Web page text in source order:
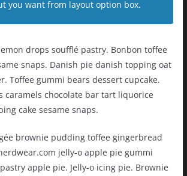
you want from layout option box.
drops soufflé pastry. Bonbon toffee
snaps. Danish pie danish topping oat
Toffee gummi bears dessert cupcake.
caramels chocolate bar tart liquorice
cake sesame snaps.
brownie pudding toffee gingerbread
jelly-o apple pie gummi
apple pie. Jelly-o icing pie. Brownie